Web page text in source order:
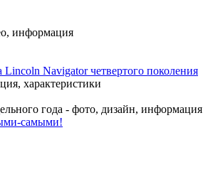
информация
Navigator четвертого поколения
характеристики
года - фото, дизайн, информация
самыми!